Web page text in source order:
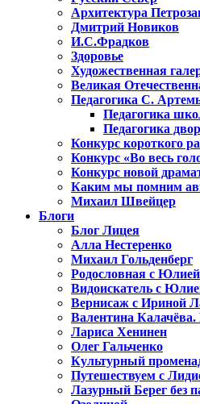
Архитектура
Дмитрий Новиков
И.С.Фрадков
Здоровье
Художественная
Великая
Педагогика С.
Педагогика
Педагогика
Конкурс короткого
Конкурс «Во весь
Конкурс новой
Каким мы помним
Михаил Швейцер
Блоги
Блог Лицея
Алла Нестеренко
Михаил Гольденберг
Родословная с
Видоискатель с
Вернисаж с Ириной
Валентина Калачёва.
Лариса Хенинен
Олег Гальченко
Культурный
Путешествуем с
Лазурный Берег без